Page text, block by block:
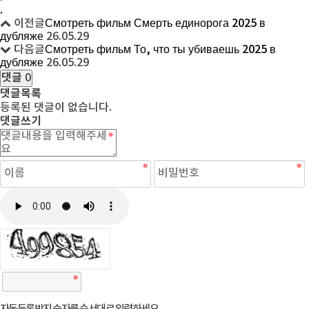
.
이전글Смотреть фильм Смерть единорога 2025 в
дубляже 26.05.29
다음글Смотреть фильм То, что ты убиваешь 2025 в
дубляже 26.05.29
댓글 0
댓글목록
등록된 댓글이 없습니다.
댓글쓰기